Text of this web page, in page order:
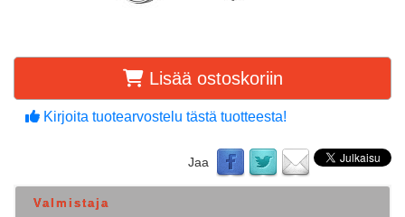
Lisää ostoskoriin
Kirjoita tuotearvostelu tästä tuotteesta!
Jaa
Valmistaja